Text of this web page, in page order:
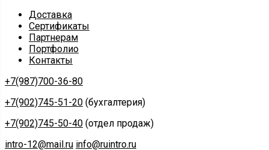
Доставка
Сертификаты
Партнерам
Портфолио
Контакты
+7(987)700-36-80
+7(902)745-51-20 (бухгалтерия)
+7(902)745-50-40 (отдел продаж)
intro-12@mail.ru info@ruintro.ru